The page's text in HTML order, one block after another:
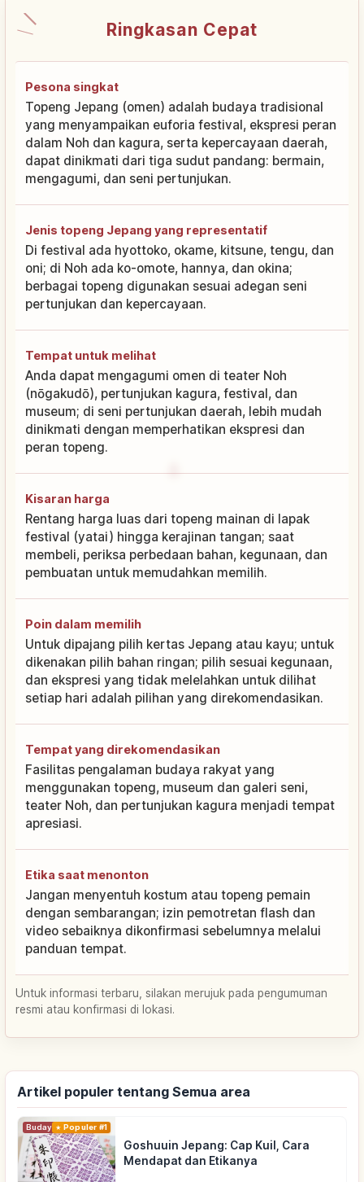
Ringkasan Cepat
Pesona singkat
Topeng Jepang (omen) adalah budaya tradisional
yang menyampaikan euforia festival, ekspresi peran
dalam Noh dan kagura, serta kepercayaan daerah,
dapat dinikmati dari tiga sudut pandang: bermain,
mengagumi, dan seni pertunjukan.
Jenis topeng Jepang yang representatif
Di festival ada hyottoko, okame, kitsune, tengu, dan
oni; di Noh ada ko-omote, hannya, dan okina;
berbagai topeng digunakan sesuai adegan seni
pertunjukan dan kepercayaan.
Tempat untuk melihat
Anda dapat mengagumi omen di teater Noh
(nōgakudō), pertunjukan kagura, festival, dan
museum; di seni pertunjukan daerah, lebih mudah
dinikmati dengan memperhatikan ekspresi dan
peran topeng.
Kisaran harga
Rentang harga luas dari topeng mainan di lapak
festival (yatai) hingga kerajinan tangan; saat
membeli, periksa perbedaan bahan, kegunaan, dan
pembuatan untuk memudahkan memilih.
Poin dalam memilih
Untuk dipajang pilih kertas Jepang atau kayu; untuk
dikenakan pilih bahan ringan; pilih sesuai kegunaan,
dan ekspresi yang tidak melelahkan untuk dilihat
setiap hari adalah pilihan yang direkomendasikan.
Tempat yang direkomendasikan
Fasilitas pengalaman budaya rakyat yang
menggunakan topeng, museum dan galeri seni,
teater Noh, dan pertunjukan kagura menjadi tempat
apresiasi.
Etika saat menonton
Jangan menyentuh kostum atau topeng pemain
dengan sembarangan; izin pemotretan flash dan
video sebaiknya dikonfirmasi sebelumnya melalui
panduan tempat.
Untuk informasi terbaru, silakan merujuk pada pengumuman
resmi atau konfirmasi di lokasi.
Artikel populer tentang Semua area
Budaya Tradisional
Populer #1
Goshuuin Jepang: Cap Kuil, Cara
Mendapat dan Etikanya